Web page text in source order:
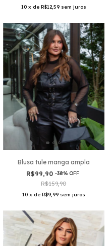
10 x de R$12,59 sem juros
Blusa tule manga ampla
R$99,90 -38% OFF
R$159,90
10 x de R$9,99 sem juros